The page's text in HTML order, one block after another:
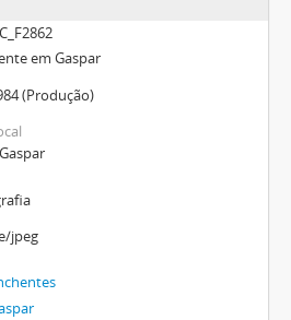
em Gaspar
(Produção)
Gaspar
jpeg